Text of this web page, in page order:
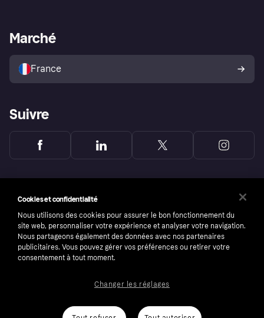
Explorez les magasins
Politique de protection de
l’acheteur Klarna
Portail Marchand
Marché
France
Suivre
number: 556737-0431
Cookies et confidentialité
Nous utilisons des cookies pour assurer le bon fonctionnement du
site web, personnaliser votre expérience et analyser votre navigation.
Nous partageons également des données avec nos partenaires
publicitaires. Vous pouvez gérer vos préférences ou retirer votre
consentement à tout moment.
Changer les réglages